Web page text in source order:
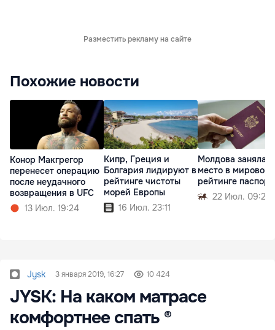
Разместить рекламу на сайте
Похожие новости
Конор Макгрегор
перенесет операцию
после неудачного
возвращения в UFC
13 Июл. 19:24
Кипр, Греция и
Болгария лидируют в
рейтинге чистоты
морей Европы
16 Июл. 23:11
Молдова заняла
место в мировом
рейтинге
22 Июл. 09:29
Jysk 3 января 2019, 16:27 10 424
JYSK: На каком матрасе
комфортнее спать ®